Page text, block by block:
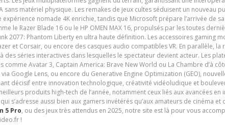
sans matériel physique. Les remakes de jeux cultes séduisent un
nomade 4K enrichie, tandis que Microsoft prépare l’arrivée de
le Razer Blade 16 ou le HP OMEN MAX 16, propulsés par les toutes
2077: Phantom Liberty en ultra haute définition. Les accessoires gaming
et Corsair, ou encore des casques audio compatibles VR. En parallèle,
des séries interactives dans lesquelles le spectateur devient acteur. Les
Avatar 3, Captain America: Brave New World ou La Chambre d’à
Google Lens, ou encore du Generative Engine Optimization (GEO),
décisif entre innovation technologique, créativité vidéoludique et
produits high-tech de l’année, notamment ceux liés aux avancées
s’adresse aussi bien aux gamers invétérés qu’aux amateurs de cinéma
5 Pro, ou des jeux très attendus en 2025, notre site est là pour vous
!